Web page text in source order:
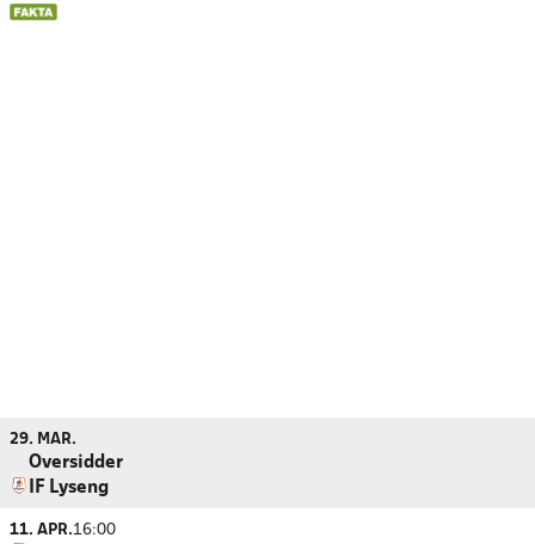
29. MAR.
Oversidder
IF Lyseng
11. APR.16:00